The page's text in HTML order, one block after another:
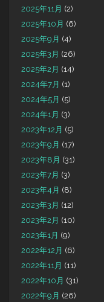
2025年11月 (2)
2025年10月 (6)
2025年9月 (4)
2025年3月 (26)
2025年2月 (14)
2024年7月 (1)
2024年5月 (5)
2024年1月 (3)
2023年12月 (5)
2023年9月 (17)
2023年8月 (31)
2023年7月 (3)
2023年4月 (8)
2023年3月 (12)
2023年2月 (10)
2023年1月 (9)
2022年12月 (6)
2022年11月 (11)
2022年10月 (31)
2022年9月 (26)